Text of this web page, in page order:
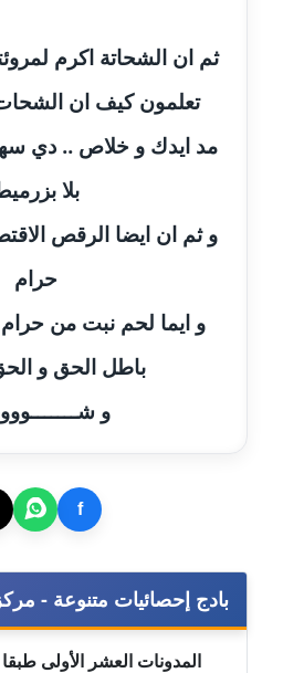
مدونة ايمان قادري
عاملة
مدونة ايمن موسي
مدونة إيناس عراقي
مدونة آيه ابو زهرة
عاملة
عاملة
عاملة
ثم ان الشحاتة اكرم
تعلمون كيف ان
مد ايدك و خلاص .. دي
بلا
و ثم ان ايضا الرقص
حرام
و ايما لحم نبت من حرام
باطل الحق و
و
f
بادج إحصائيات متنوعة -
المدونات العشر الأولى طبقا